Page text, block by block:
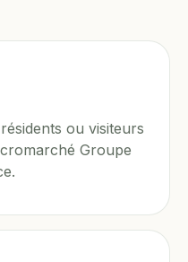
ou visiteurs
Groupe